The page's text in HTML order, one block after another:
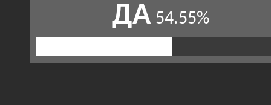
ДА 54.55%